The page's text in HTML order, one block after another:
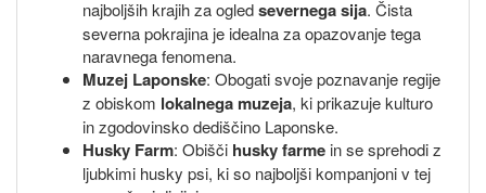
najboljših krajih za ogledsevernega sija. Čista
severna pokrajina je idealna za opazovanje tega
naravnega fenomena.
Muzej Laponske: Obogati svoje poznavanje regije
z obiskom lokalnega muzeja, ki prikazuje kulturo
in zgodovinsko dediščino Laponske.
Husky Farm: Obišči husky farme in se sprehodi z
ljubkimi husky psi, ki so najboljši kompanjoni v tej